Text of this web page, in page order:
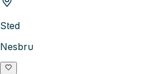
Sted
Nesbru